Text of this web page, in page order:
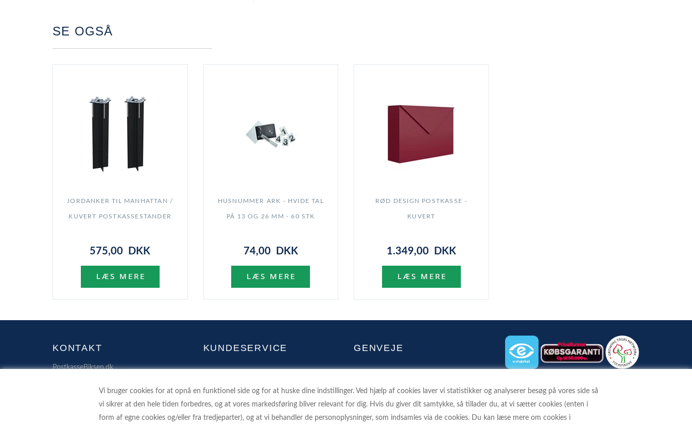
Vi bruger cookies for at opnå en funktionel side og for at huske dine indstillinger. Ved hjælp af cookies laver vi statistikker og analyserer besøg på vores side så
vi sikrer at den hele tiden forbedres, og at vores markedsføring bliver relevant for dig. Hvis du giver dit samtykke, så tillader du, at vi sætter cookies (enten i
form af egne cookies og/eller fra tredjeparter), og at vi behandler de personoplysninger, som indsamles via de cookies. Du kan læse mere om cookies i
SE OGSÅ
JORDANKER TIL MANHATTAN /
KUVERT POSTKASSESTANDER
575,00 DKK
HUSNUMMER ARK - HVIDE TAL
PÅ 13 OG 26 MM - 60 STK
74,00 DKK
RØD DESIGN POSTKASSE -
KUVERT
1.349,00 DKK
KONTAKT
PostkasseBiksen.dk
4400 Kalundborg
42 90 70 72
KUNDESERVICE
PERSONDATAPOLITIK
SIKKER SHOPPING PÅ NETTET
GENVEJE
SAMMENLIGN
KONTAKT
BETALINGSKORT